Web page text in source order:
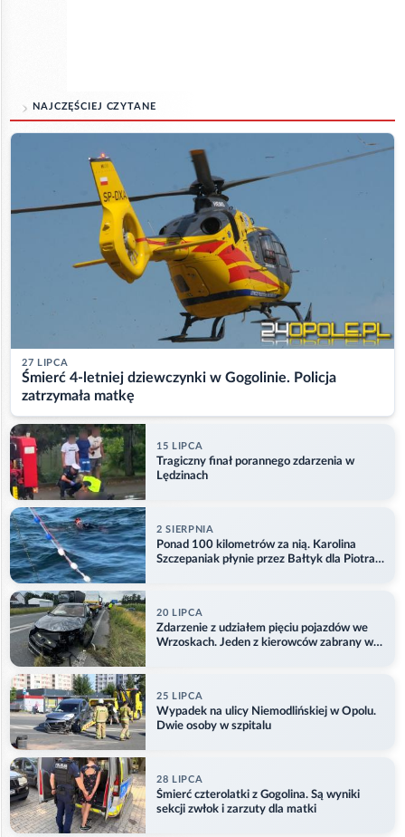
NAJCZĘŚCIEJ CZYTANE
27 LIPCA
Śmierć 4-letniej dziewczynki w Gogolinie. Policja
zatrzymała matkę
15 LIPCA
Tragiczny finał porannego zdarzenia w
Lędzinach
2 SIERPNIA
Ponad 100 kilometrów za nią. Karolina
Szczepaniak płynie przez Bałtyk dla Piotra.
20 LIPCA
Zdarzenie z udziałem pięciu pojazdów we
Wrzoskach. Jeden z kierowców zabrany w
25 LIPCA
Wypadek na ulicy Niemodlińskiej w Opolu.
Dwie osoby w szpitalu
28 LIPCA
Śmierć czterolatki z Gogolina. Są wyniki
sekcji zwłok i zarzuty dla matki